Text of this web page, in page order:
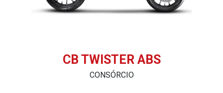
CB TWISTER ABS
CONSÓRCIO